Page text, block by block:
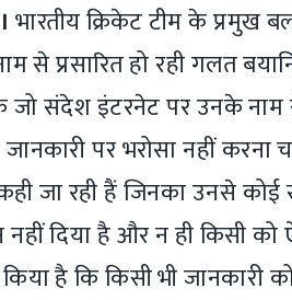
भारतीय क्रिकेट टीम के प्रमुख
से प्रसारित हो रही गलत
जो संदेश इंटरनेट पर उनके
पर भरोसा नहीं
जा रही हैं जिनका उनसे कोई
दिया है और न ही किसी को
है कि किसी भी जानकारी